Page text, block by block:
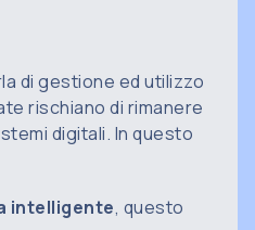
di gestione ed utilizzo
rischiano di rimanere
digitali. In questo
intelligente, questo